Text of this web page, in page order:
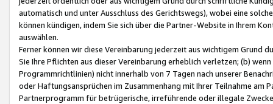
automatisch und unter Ausschluss des Gerichtswegs), wobei eine
können kündigen, indem Sie sich über die Partner-Website in Ihrem
auswählen.
Ferner können wir diese Vereinbarung jederzeit aus wichtigem Grund
Sie Ihre Pflichten aus dieser Vereinbarung erheblich verletzen; (b)
Programmrichtlinien) nicht innerhalb von 7 Tagen nach unserer
oder Haftungsansprüchen im Zusammenhang mit Ihrer Teilnahme am
Partnerprogramm für betrügerische, irreführende oder illegale